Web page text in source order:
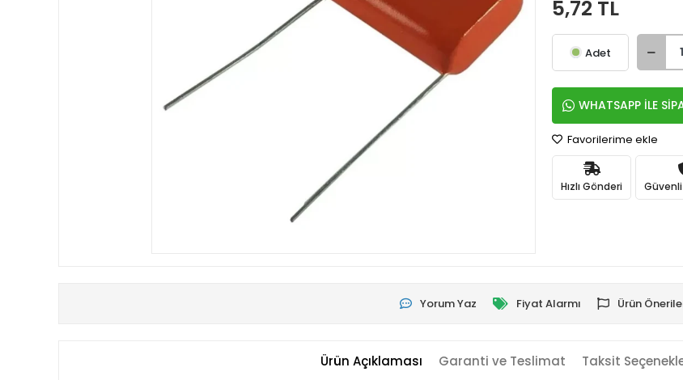
5,72 TL
Adet
WHATSAPP İLE
Favorilerime ekle
Hızlı Gönderi Güvenli
Yorum Yaz Fiyat Alarmı Ürün
Ürün Açıklaması Garanti ve Teslimat Taksit